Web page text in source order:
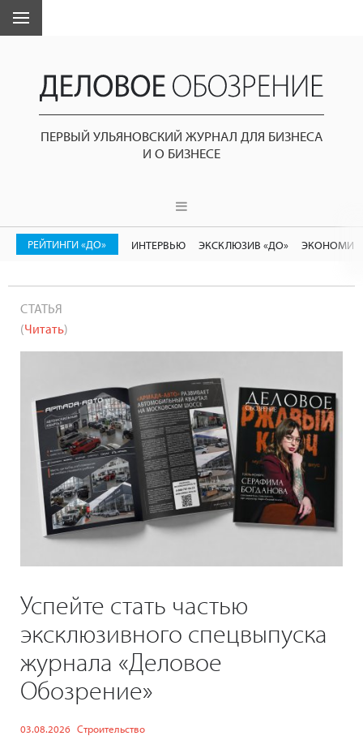
ПЕРВЫЙ УЛЬЯНОВСКИЙ ЖУРНАЛ ДЛЯ БИЗНЕСА
И О БИЗНЕСЕ
РЕЙТИНГИ «ДО» ИНТЕРВЬЮ ЭКСКЛЮЗИВ «ДО»
СТАТЬЯ
(Читать)
Успейте стать частью
эксклюзивного спецвыпуска
журнала «Деловое
Обозрение»
03.08.2026 Строительство